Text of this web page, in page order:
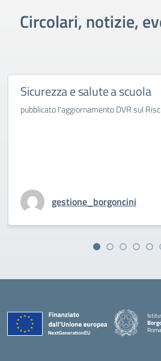
Circolari, notizie,
Sicurezza e salute a scuola
pubblicato l'aggiornamento DVR sul
gestione_borgoncini
Roma